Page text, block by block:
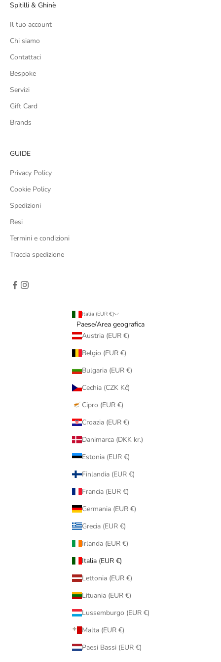
Spitilli & Ghinè
Il tuo account
Chi siamo
Contattaci
Bespoke
Servizi
Gift Card
Brands
GUIDE
Privacy Policy
Cookie Policy
Spedizioni
Resi
Termini e condizioni
Traccia spedizione
Italia (EUR €)
Paese/Area geografica
Austria (EUR €)
Belgio (EUR €)
Bulgaria (EUR €)
Cechia (CZK Kč)
Cipro (EUR €)
Croazia (EUR €)
Danimarca (DKK kr.)
Estonia (EUR €)
Finlandia (EUR €)
Francia (EUR €)
Germania (EUR €)
Grecia (EUR €)
Irlanda (EUR €)
Italia (EUR €)
Lettonia (EUR €)
Lituania (EUR €)
Lussemburgo (EUR €)
Malta (EUR €)
Paesi Bassi (EUR €)